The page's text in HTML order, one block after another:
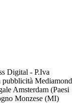
Digital - P.Iva
Mediamond
Amsterdam (Paesi
Monzese (MI)